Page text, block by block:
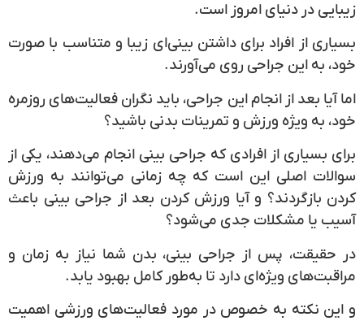
زیبایی در دنیای امروز است.
بسیاری از افراد برای داشتن بینی‌ای زیبا و متناسب با صورت
خود، به این جراحی روی می‌آورند.
اما آیا بعد از انجام این جراحی، باید نگران فعالیت‌های روزمره
خود، به ویژه ورزش و تمرینات بدنی باشید؟
برای بسیاری از افرادی که جراحی بینی انجام می‌دهند، یکی از
سوالات اصلی این است که چه زمانی می‌توانند به ورزش
کردن بازگردند؟و آیا ورزش کردن بعد از جراحی بینی باعث
آسیب یا مشکلات جدی می‌شود؟
در حقیقت، پس از جراحی بینی، بدن شما نیاز به زمان و
مراقبت‌های ویژه‌ای دارد تا به‌طور کامل بهبود یابد.
و این نکته به خصوص در مورد فعالیت‌های ورزشی اهمیت